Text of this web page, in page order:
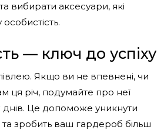
вибирати аксесуари, які
— ключ до успіху
Якщо ви не впевнені, чи
ця річ, подумайте про неї
днів. Це допоможе уникнути
та зробить ваш гардероб більш